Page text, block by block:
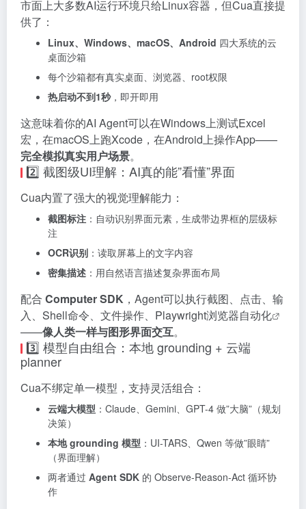
市面上大多数AI运行环境只给Linux容器，但Cua直接提
供了：
Linux、Windows、macOS、Android 四大系统的云
桌面沙箱
每个沙箱都有真实桌面、浏览器、root权限
热启动不到1秒，即开即用
这意味着你的AI Agent可以在Windows上测试Excel
宏，在macOS上跑Xcode，在Android上操作App——
完全模拟真实用户场景。
2️⃣ 截图级UI理解：AI真的能”看懂”界面
Cua内置了强大的视觉理解能力：
截图标注 ：自动识别界面元素，生成带边界框的层级标
注
OCR识别 ：读取屏幕上的文字内容
密集描述 ：用自然语言描述复杂界面布局
配合 Computer SDK ，Agent可以执行截图、点击、输
入、Shell命令、文件操作、Playwright浏览器自动化
——像人类一样与图形界面交互。
3️⃣ 模型自由组合：本地 grounding + 云端
planner
Cua不绑定单一模型，支持灵活组合：
云端大模型 ：Claude、Gemini、GPT-4 做”大脑”（规划
决策）
本地 grounding 模型 ：UI-TARS、Qwen 等做”眼睛”
（界面理解）
两者通过 Agent SDK 的 Observe-Reason-Act 循环协
作